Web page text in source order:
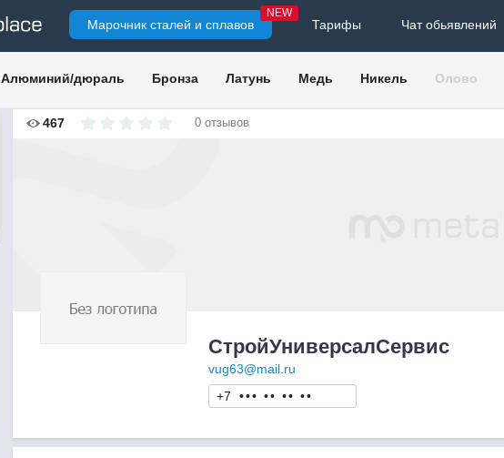
Марочник сталей и сплавов
NEW
Тарифы Чат обьявлений
Алюминий/дюраль Бронза Латунь Медь Никель Олово
467 0 отзывов
СтройУниверсалСервис
vug63@mail.ru
+7
••• •• •• ••